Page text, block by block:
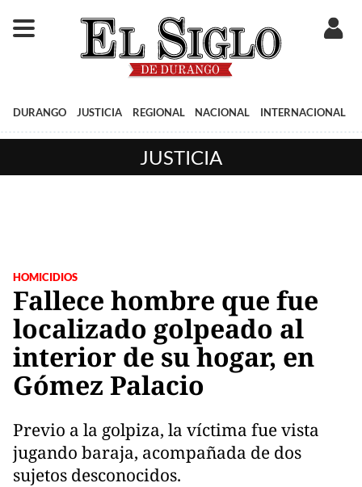
DURANGO JUSTICIA REGIONAL NACIONAL INTERNACIONAL
JUSTICIA
HOMICIDIOS
Fallece hombre que fue
localizado golpeado al
interior de su hogar, en
Gómez Palacio
Previo a la golpiza, la víctima fue vista
jugando baraja, acompañada de dos
sujetos desconocidos.